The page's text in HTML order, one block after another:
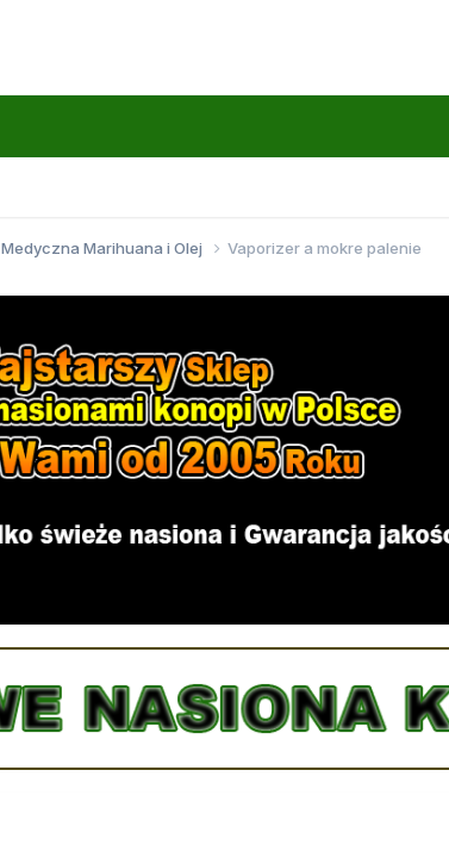
Medyczna Marihuana i Olej Vaporizer a mokre palenie